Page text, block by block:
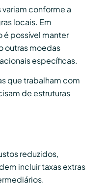
conforme a
locais. Em
é possível manter
outras moedas
específicas.
que trabalham com
de estruturas
reduzidos,
incluir taxas extras